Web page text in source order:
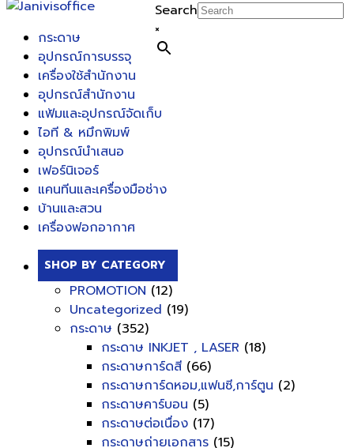
Search
×
กระดาษ
อุปกรณ์การบรรจุ
เครื่องใช้สำนักงาน
อุปกรณ์สำนักงาน
แฟ้มและอุปกรณ์จัดเก็บ
ไอที & หมึกพิมพ์
อุปกรณ์นำเสนอ
เฟอร์นิเจอร์
แคนทีนและเครื่องมือช่าง
บ้านและสวน
เครื่องฟอกอากาศ
SHOP BY CATEGORY
PROMOTION (12)
Uncategorized (19)
กระดาษ (352)
กระดาษ INKJET , LASER (18)
กระดาษการ์ดสี (66)
กระดาษการ์ดหอม,แฟนซี,การ์ตูน (2)
กระดาษคาร์บอน (5)
กระดาษต่อเนื่อง (17)
กระดาษถ่ายเอกสาร (15)